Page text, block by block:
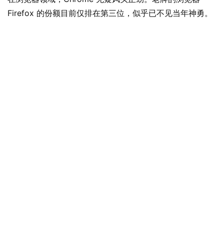
Firefox 的份额目前仅排在第三位，似乎已不见当年神勇。